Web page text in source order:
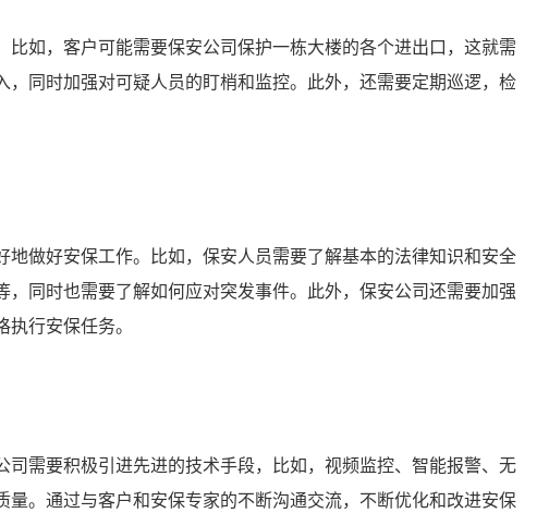
如，客户可能需要保安公司保护一栋大楼的各个进出口，这就需
同时加强对可疑人员的盯梢和监控。此外，还需要定期巡逻，检
做好安保工作。比如，保安人员需要了解基本的法律知识和安全
同时也需要了解如何应对突发事件。此外，保安公司还需要加强
行安保任务。
需要积极引进先进的技术手段，比如，视频监控、智能报警、无
。通过与客户和安保专家的不断沟通交流，不断优化和改进安保